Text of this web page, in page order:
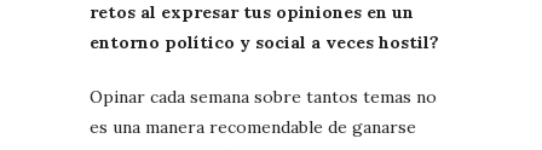
retos al expresar tus opiniones en un
entorno político y social a veces hostil?
Opinar cada semana sobre tantos temas no
es una manera recomendable de ganarse